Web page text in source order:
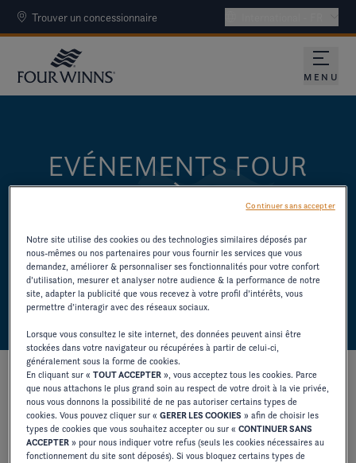
Trouver un concessionnaire
MENU
EVÉNEMENTS FOUR
WINNS À NE PAS
MANQUER
DÉCOUVREZ NOS BATEAUX ET
RENCONTREZ NOS ÉQUIPES
Aucun événement à venir.
Notre site utilise des cookies ou des technologies similaires déposés par
nous-mêmes ou nos partenaires pour vous fournir les services que vous
demandez, améliorer & personnaliser ses fonctionnalités pour votre confort
d’utilisation, mesurer et analyser notre audience & la performance de notre
site, adapter la publicité que vous recevez à votre profil d’intérêts, vous
permettre d’interagir avec des réseaux sociaux.
Lorsque vous consultez le site internet, des données peuvent ainsi être
stockées dans votre navigateur ou récupérées à partir de celui-ci,
généralement sous la forme de cookies.
En cliquant sur «TOUT ACCEPTER », vous acceptez tous les cookies. Parce
que nous attachons le plus grand soin au respect de votre droit à la vie privée,
nous vous donnons la possibilité de ne pas autoriser certains types de
cookies. Vous pouvez cliquer sur «GERER LES COOKIES » afin de choisir les
types de cookies que vous souhaitez accepter ou sur «CONTINUER SANS
ACCEPTER » pour nous indiquer votre refus (seuls les cookies nécessaires au
fonctionnement du site sont déposés). Si vous bloquez certains types de
Continuer sans accepter